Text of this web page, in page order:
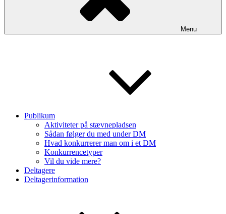
Menu
Publikum
Aktiviteter på stævnepladsen
Sådan følger du med under DM
Hvad konkurrerer man om i et DM
Konkurrencetyper
Vil du vide mere?
Deltagere
Deltagerinformation